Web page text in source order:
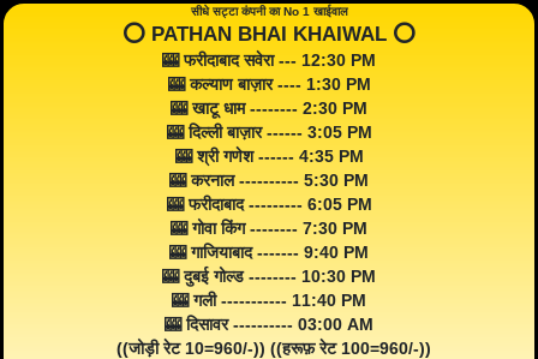
सीधे सट्टा कंपनी का No 1 खाईवाल
⭕️ PATHAN BHAI KHAIWAL ⭕️
🎰 फरीदाबाद सवेरा --- 12:30 PM
🎰 कल्याण बाज़ार ---- 1:30 PM
🎰 खाटू धाम -------- 2:30 PM
🎰 दिल्ली बाज़ार ------ 3:05 PM
🎰 श्री गणेश ------ 4:35 PM
🎰 करनाल ---------- 5:30 PM
🎰 फरीदाबाद --------- 6:05 PM
🎰 गोवा किंग -------- 7:30 PM
🎰 गाजियाबाद ------- 9:40 PM
🎰 दुबई गोल्ड -------- 10:30 PM
🎰 गली ----------- 11:40 PM
🎰 दिसावर ---------- 03:00 AM
((जोड़ी रेट 10=960/-)) ((हरूफ़ रेट 100=960/-))